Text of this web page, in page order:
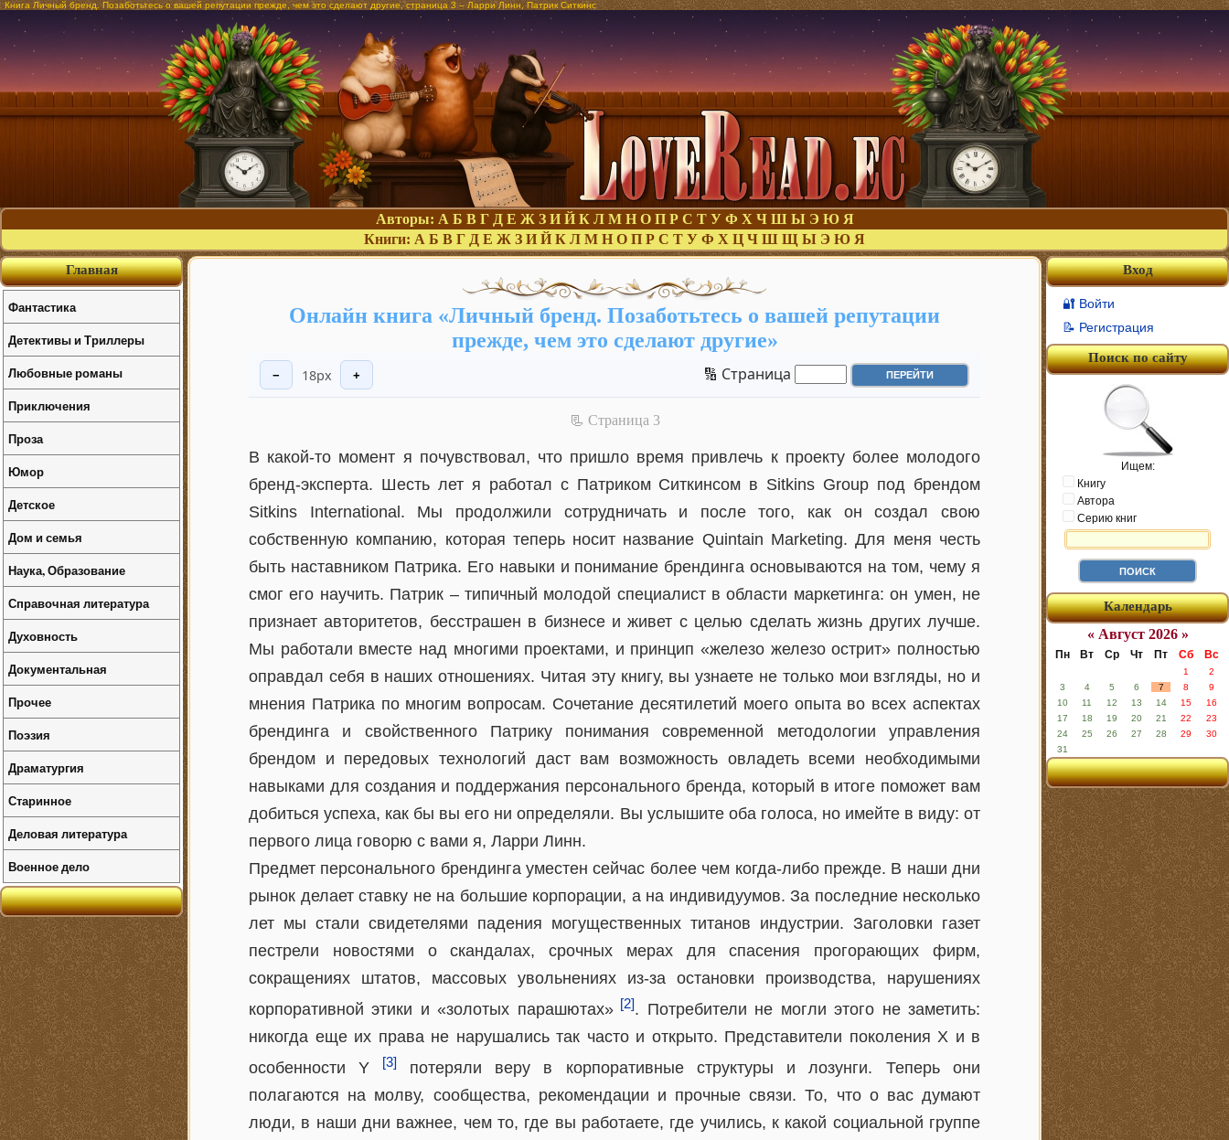
Книга Личный бренд. Позаботьтесь о вашей репутации прежде, чем это сделают другие, страница 3 – Ларри Линн, Патрик Ситкинс
Авторы: А Б В Г Д Е Ж З И Й К Л М Н О П Р С Т У Ф Х Ч Ш Ы Э Ю Я
Книги: А Б В Г Д Е Ж З И Й К Л М Н О П Р С Т У Ф Х Ц Ч Ш Щ Ы Э Ю Я
Онлайн книга «Личный бренд. Позаботьтесь о вашей репутации
прежде, чем это сделают другие»
− 18px + 🔢 Страница
📃 Cтраница 3
В какой-то момент я почувствовал, что пришло время привлечь к проекту более молодого
бренд-эксперта. Шесть лет я работал с Патриком Ситкинсом в Sitkins Group под брендом
Sitkins International. Мы продолжили сотрудничать и после того, как он создал свою
собственную компанию, которая теперь носит название Quintain Marketing. Для меня честь
быть наставником Патрика. Его навыки и понимание брендинга основываются на том, чему я
смог его научить. Патрик – типичный молодой специалист в области маркетинга: он умен, не
признает авторитетов, бесстрашен в бизнесе и живет с целью сделать жизнь других лучше.
Мы работали вместе над многими проектами, и принцип «железо железо острит» полностью
оправдал себя в наших отношениях. Читая эту книгу, вы узнаете не только мои взгляды, но и
мнения Патрика по многим вопросам. Сочетание десятилетий моего опыта во всех аспектах
брендинга и свойственного Патрику понимания современной методологии управления
брендом и передовых технологий даст вам возможность овладеть всеми необходимыми
навыками для создания и поддержания персонального бренда, который в итоге поможет вам
добиться успеха, как бы вы его ни определяли. Вы услышите оба голоса, но имейте в виду: от
первого лица говорю с вами я, Ларри Линн.
Предмет персонального брендинга уместен сейчас более чем когда-либо прежде. В наши дни
рынок делает ставку не на большие корпорации, а на индивидуумов. За последние несколько
лет мы стали свидетелями падения могущественных титанов индустрии. Заголовки газет
пестрели новостями о скандалах, срочных мерах для спасения прогорающих фирм,
сокращениях штатов, массовых увольнениях из-за остановки производства, нарушениях
корпоративной этики и «золотых парашютах» [2]. Потребители не могли этого не заметить:
никогда еще их права не нарушались так часто и открыто. Представители поколения Х и в
особенности Y
[3]потеряли веру в корпоративные структуры и лозунги. Теперь они
полагаются на молву, сообщества, рекомендации и прочные связи. То, что о вас думают
люди, в наши дни важнее, чем то, где вы работаете, где учились, к какой социальной группе
Вход
🔐 Войти
📝 Регистрация
Поиск по сайту
Ищем:
Книгу
Автора
Серию книг
Календарь
« Август 2026 »
Пн Вт Ср Чт Пт Сб Вс
1
2
3
4 5 6 7 8
9
10
11 12 13 14 15
16
17
18 19 20 21 22
23
24
25 26 27 28 29
30
31
Главная
Фантастика
Детективы и Триллеры
Любовные романы
Приключения
Проза
Юмор
Детское
Дом и семья
Наука, Образование
Справочная литература
Духовность
Документальная
Прочее
Поэзия
Драматургия
Старинное
Деловая литература
Военное дело